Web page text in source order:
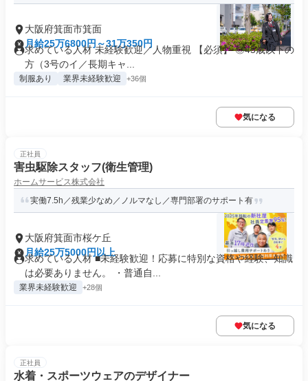
大阪府箕面市箕面
月給25万6800円～31万350円
求めている人材 未経験歓迎／人物重視 【必須】 ◎45歳以下の
方（3号のイ／長期キャ...
制服あり 業界未経験歓迎 +36個
気になる
正社員
害虫駆除スタッフ(衛生管理)
ホームサービス株式会社
実働7.5h／残業少なめ／ノルマなし／専門部署のサポート有
大阪府箕面市桜ケ丘
月給25万5000円以上
求めている人材 ■未経験歓迎！応募に特別な資格や経験、知識
は必要ありません。 ・普通自...
業界未経験歓迎 +28個
気になる
正社員
水着・スポーツウェアのデザイナー